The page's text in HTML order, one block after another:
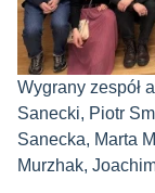
Wygrany zespół
Sanecki, Piotr
Sanecka, Marta
Murzhak,